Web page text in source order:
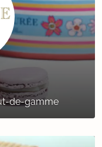
de-gamme